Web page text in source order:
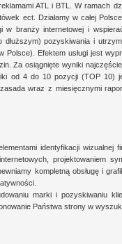
ATL i BTL. W ramach
ect. Działamy w całej
w branży internetowej i
pozyskiwania i
Efektem usługi jest
Za osiągnięte wyniki
od 4 do 10 pozycji (TOP 10)
wraz z miesięcznymi
identyfikacji wizualnej
projektowaniem
kompletną obsługę i
marki i pozyskiwaniu
Państwa strony w